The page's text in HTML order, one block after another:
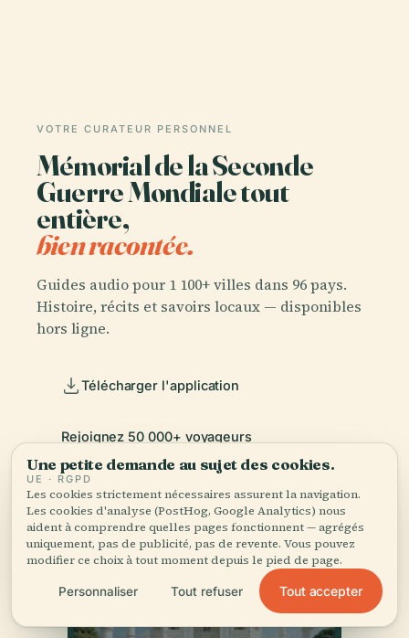
VOTRE CURATEUR PERSONNEL
Mémorial de la Seconde
Guerre Mondiale tout
entière,
bien racontée.
Guides audio pour 1 100+ villes dans 96 pays.
Histoire, récits et savoirs locaux — disponibles
hors ligne.
Télécharger l'application
Rejoignez 50 000+ voyageurs
Une petite demande au sujet des cookies.
UE · RGPD
Les cookies strictement nécessaires assurent la navigation.
Les cookies d'analyse (PostHog, Google Analytics) nous
aident à comprendre quelles pages fonctionnent — agrégés
uniquement, pas de publicité, pas de revente. Vous pouvez
modifier ce choix à tout moment depuis le pied de page.
Personnaliser Tout refuser Tout accepter